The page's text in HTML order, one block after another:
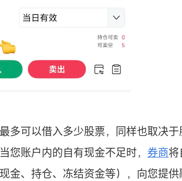
多可以借入多少股票，同样也取决
您账户内的自有现金不足时， 券商将
金、持仓、冻结资金等），向您提